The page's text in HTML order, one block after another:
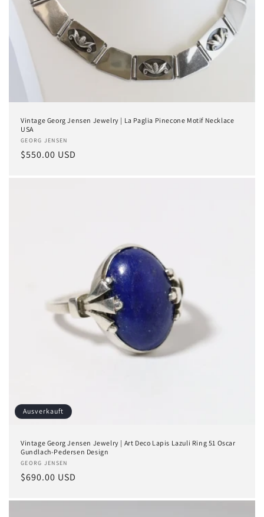
Vintage Georg Jensen Jewelry | La Paglia Pinecone Motif Necklace
USA
Anbieter:
GEORG JENSEN
Normaler
$550.00 USD
Ausverkauft
Vintage Georg Jensen Jewelry | Art Deco Lapis Lazuli Ring 51 Oscar
Gundlach-Pedersen Design
Anbieter:
GEORG JENSEN
Normaler
$690.00 USD